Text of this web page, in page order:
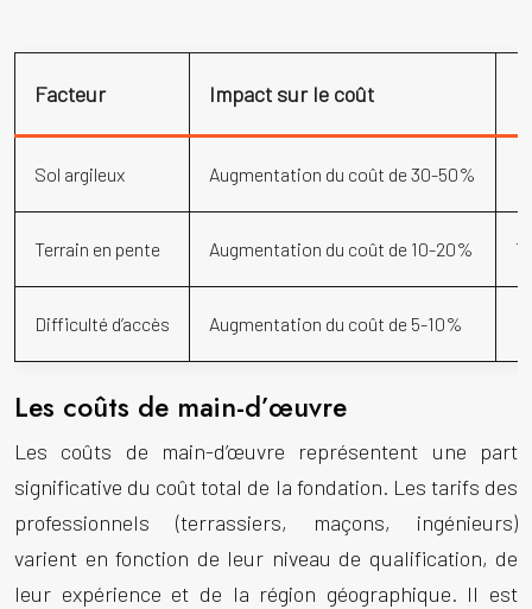
Facteur Impact sur le coût
Sol argileux Augmentation du coût de 30-50%
Terrain en pente Augmentation du coût de 10-20%
Difficulté d’accès Augmentation du coût de 5-10%
Les coûts de main-d’œuvre
Les coûts de main-d’œuvre représentent une part
significative du coût total de la fondation. Les tarifs des
professionnels (terrassiers, maçons, ingénieurs)
varient en fonction de leur niveau de qualification, de
leur expérience et de la région géographique. Il est